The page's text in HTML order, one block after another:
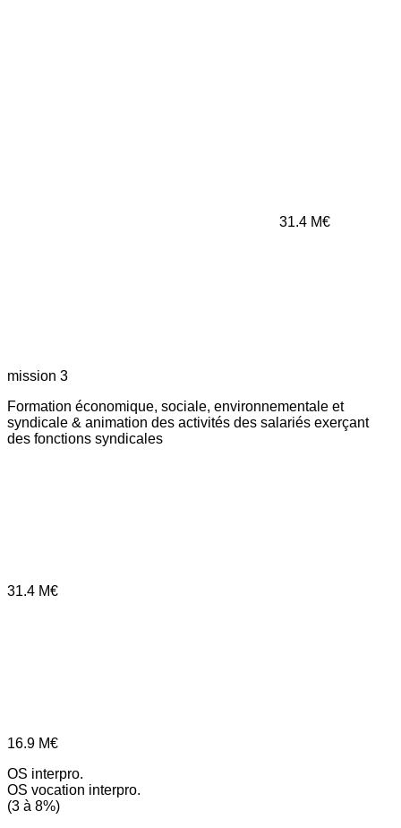
31.4 M€
mission 3
Formation économique, sociale, environnementale et
syndicale & animation des activités des salariés exerçant
des fonctions syndicales
31.4 M€
16.9 M€
OS interpro.
OS vocation interpro.
(3 à 8%)